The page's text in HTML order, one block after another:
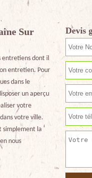
Sur
entretiens dont il
entretien. Pour
dans le
un aperçu
votre
votre ville.
simplement la
nous
Devis